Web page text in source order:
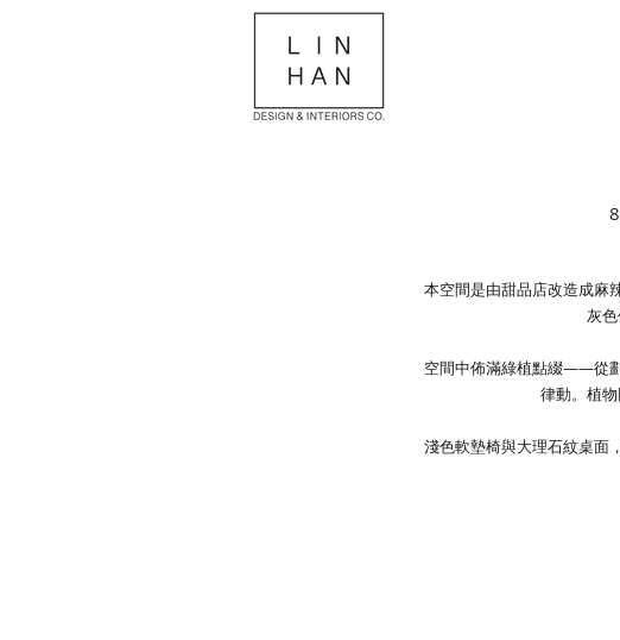
本空間是由甜品店改造成麻
灰
空間中佈滿綠植點綴——從
律動。植
淺色軟墊椅與大理石紋桌面